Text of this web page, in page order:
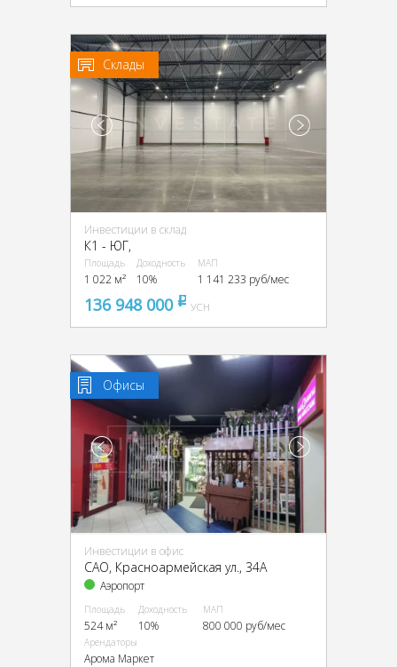
Склады
Инвестиции в склад
К1 - ЮГ,
Площадь
1 022 м²
Доходность
10%
МАП
1 141 233 руб/мес
136 948 000 pуб
УСН
Офисы
Инвестиции в офис
CАО, Красноармейская ул., 34А
Аэропорт
Площадь
524 м²
Доходность
10%
МАП
800 000 руб/мес
Арендаторы
Арома Маркет